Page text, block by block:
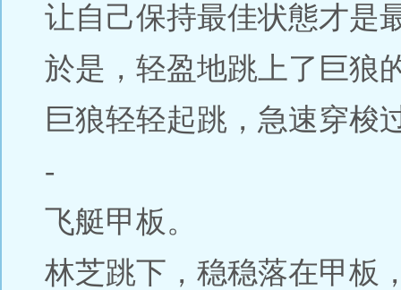
让自己保持最佳状態才是
於是，轻盈地跳上了巨狼
巨狼轻轻起跳，急速穿梭
-
飞艇甲板。
林芝跳下，稳稳落在甲板